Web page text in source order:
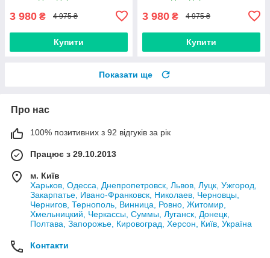
3 980 ₴ 4 975 ₴
Купити
3 980 ₴ 4 975 ₴
Купити
Показати ще
Про нас
100% позитивних з 92 відгуків за рік
Працює з 29.10.2013
м. Київ
Харьков, Одесса, Днепропетровск, Львов, Луцк, Ужгород,
Закарпатье, Ивано-Франковск, Николаев, Черновцы,
Чернигов, Тернополь, Винница, Ровно, Житомир,
Хмельницкий, Черкассы, Суммы, Луганск, Донецк,
Полтава, Запорожье, Кировоград, Херсон, Київ, Україна
Контакти